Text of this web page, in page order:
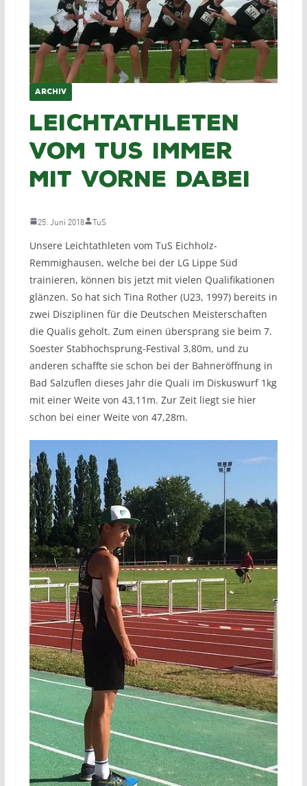
ARCHIV
Leichtathleten
vom TuS immer
mit vorne dabei
25. Juni 2018 TuS
Unsere Leichtathleten vom TuS Eichholz-
Remmighausen, welche bei der LG Lippe Süd
trainieren, können bis jetzt mit vielen Qualifikationen
glänzen. So hat sich Tina Rother (U23, 1997) bereits in
zwei Disziplinen für die Deutschen Meisterschaften
die Qualis geholt. Zum einen übersprang sie beim 7.
Soester Stabhochsprung-Festival 3,80m, und zu
anderen schaffte sie schon bei der Bahneröffnung in
Bad Salzuflen dieses Jahr die Quali im Diskuswurf 1kg
mit einer Weite von 43,11m. Zur Zeit liegt sie hier
schon bei einer Weite von 47,28m.